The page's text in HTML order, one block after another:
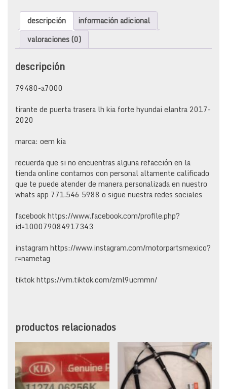
kia
forte
hyundai
elantra
2020
descripción
información adicional
valoraciones (0)
descripción
79480-a7000
tirante de puerta trasera lh kia forte hyundai elantra 2017-
2020
marca: oem kia
recuerda que si no encuentras alguna refacción en la
tienda online contamos con personal altamente calificado
que te puede atender de manera personalizada en nuestro
whats app 771.546 5988 o sigue nuestra redes sociales
facebook https://www.facebook.com/profile.php?
id=100079084917343
instagram https://www.instagram.com/motorpartsmexico?
r=nametag
tiktok https://vm.tiktok.com/zml9ucmmn/
productos relacionados